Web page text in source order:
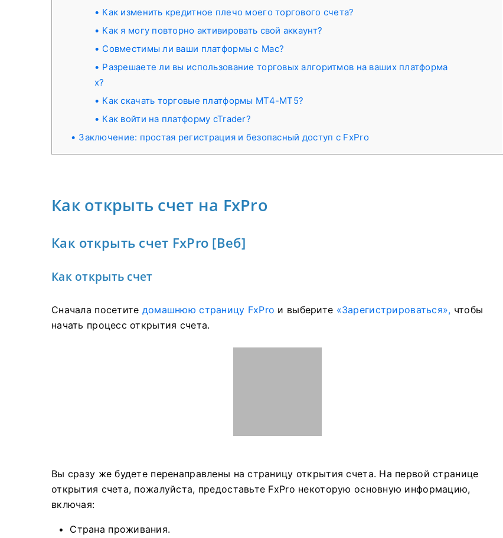
Как изменить кредитное плечо моего торгового счета?
Как я могу повторно активировать свой аккаунт?
Совместимы ли ваши платформы с Mac?
Разрешаете ли вы использование торговых алгоритмов на ваших платформа
х?
Как скачать торговые платформы MT4-MT5?
Как войти на платформу cTrader?
Заключение: простая регистрация и безопасный доступ с FxPro
Как открыть счет на FxPro
Как открыть счет FxPro [Веб]
Как открыть счет
Сначала посетите домашнюю страницу FxPro и выберите «Зарегистрироваться», чтобы
начать процесс открытия счета.
Вы сразу же будете перенаправлены на страницу открытия счета. На первой странице
открытия счета, пожалуйста, предоставьте FxPro некоторую основную информацию,
включая:
Страна проживания.